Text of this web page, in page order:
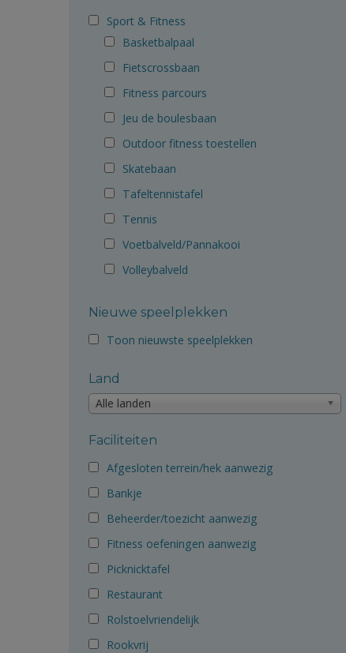
Sport & Fitness
Basketbalpaal
Fietscrossbaan
Fitness parcours
Jeu de boulesbaan
Outdoor fitness toestellen
Skatebaan
Tafeltennistafel
Tennis
Voetbalveld/Pannakooi
Volleybalveld
Nieuwe speelplekken
Toon nieuwste speelplekken
Land
Alle landen
Faciliteiten
Afgesloten terrein/hek aanwezig
Bankje
Beheerder/toezicht aanwezig
Fitness oefeningen aanwezig
Picknicktafel
Restaurant
Rolstoelvriendelijk
Rookvrij